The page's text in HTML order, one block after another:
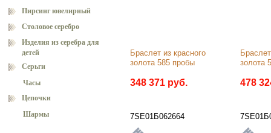
Пирсинг ювелирный
Столовое серебро
Изделия из серебра для
детей
Серьги
Часы
Цепочки
Шармы
Браслет из красного
золота 585 пробы
348 371 руб.
золота
478
7SE01Б062664